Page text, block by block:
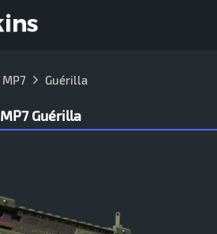
MP7 Guérilla
MP7 Guérilla